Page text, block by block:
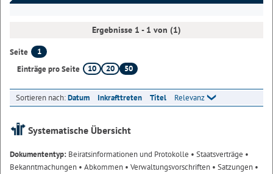
Ergebnisse 1 - 1 von (1)
Seite
1
Einträge pro Seite
10 20 50
Sortieren nach:Datum Inkrafttreten Titel Relevanz
Systematische Übersicht
Dokumententyp: Beiratsinformationen und Protokolle • Staatsverträge •
Bekanntmachungen • Abkommen • Verwaltungsvorschriften • Satzungen •